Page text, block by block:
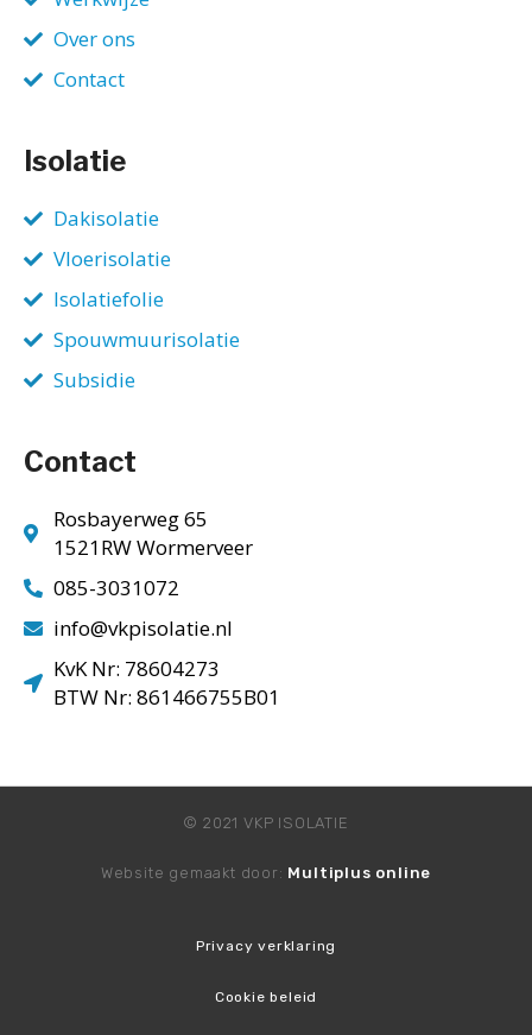
Over ons
Contact
Isolatie
Dakisolatie
Vloerisolatie
Isolatiefolie
Spouwmuurisolatie
Subsidie
Contact
Rosbayerweg 65
1521RW Wormerveer
085-3031072
info@vkpisolatie.nl
KvK Nr: 78604273
BTW Nr: 861466755B01
© 2021 VKP ISOLATIE
Website gemaakt door: Multiplus online
Privacy verklaring
Cookie beleid